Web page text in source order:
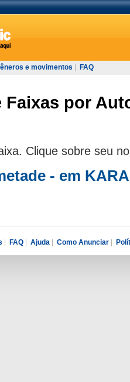
e movimentos FAQ
Faixas por
Clique sobre seu
- em
| FAQ | Ajuda | Como Anunciar |